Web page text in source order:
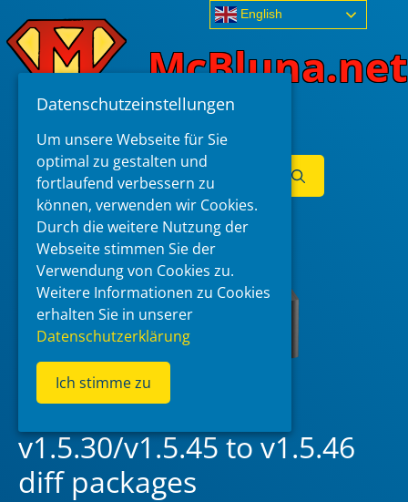
to
content
McBluna.net
Search
for:
Menu
EverSolo PLAY
v1.5.30/v1.5.45 to v1.5.46
diff packages
English
Datenschutzeinstellungen
Um unsere Webseite für Sie
optimal zu gestalten und
fortlaufend verbessern zu
können, verwenden wir Cookies.
Durch die weitere Nutzung der
Webseite stimmen Sie der
Verwendung von Cookies zu.
Weitere Informationen zu Cookies
erhalten Sie in unserer
Datenschutzerklärung
Ich stimme zu